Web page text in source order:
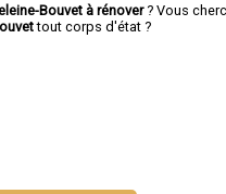
Bouvet à rénover? Vous
tout corps d'état ?